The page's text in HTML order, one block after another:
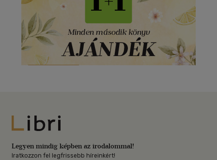
Libri
Legyen mindig képben az irodalommal!
Iratkozzon fel legfrissebb híreinkért!